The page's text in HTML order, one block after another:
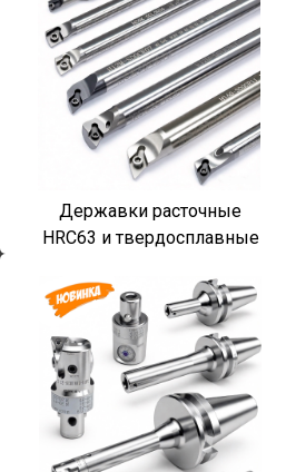
Державки расточные
HRC63 и твердосплавные